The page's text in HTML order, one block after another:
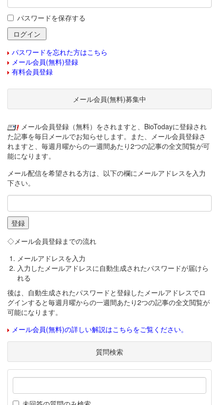
パスワードを保存する
パスワードを忘れた方はこちら
メール会員(無料)登録
有料会員登録
メール会員(無料)募集中
メール会員登録（無料）をされますと、BioTodayに登録され
た記事を毎日メールでお知らせします。また、メール会員登録さ
れますと、毎週月曜からの一週間あたり2つの記事の全文閲覧が可
能になります。
メール配信を希望される方は、以下の欄にメールアドレスを入力
下さい。
◇メール会員登録までの流れ
メールアドレスを入力
入力したメールアドレスに自動生成されたパスワードが届けら
れる
後は、自動生成されたパスワードと登録したメールアドレスでロ
グインすると毎週月曜からの一週間あたり2つの記事の全文閲覧が
可能になります。
メール会員(無料)の詳しい解説はこちらをご覧ください。
質問検索